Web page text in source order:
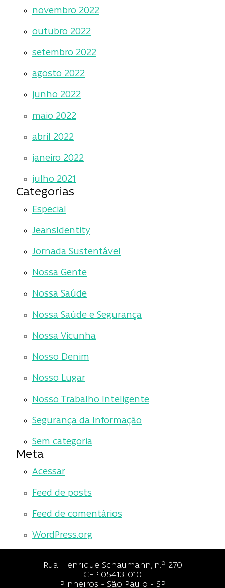
novembro 2022
outubro 2022
setembro 2022
agosto 2022
junho 2022
maio 2022
abril 2022
janeiro 2022
julho 2021
Categorias
Especial
JeansIdentity
Jornada Sustentável
Nossa Gente
Nossa Saúde
Nossa Saúde e Segurança
Nossa Vicunha
Nosso Denim
Nosso Lugar
Nosso Trabalho Inteligente
Segurança da Informação
Sem categoria
Meta
Acessar
Feed de posts
Feed de comentários
WordPress.org
Rua Henrique Schaumann, n.º 270
CEP 05413-010
Pinheiros - São Paulo - SP